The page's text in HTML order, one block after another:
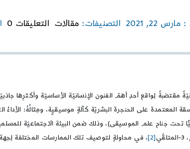
22, 2021 التصنيفات: مقالات التعليقات 0
مقتضبةً لِواقع أحدِ أهمّ الفنون الإنسانيّة الأساسيّة وأكثرِها
المعتمدة على الحنجرة البشريّة كآلةٍ موسيقيٍة، ومِثالُهُ: الأداءُ
تحت جناح علم الموسيقى)، وذلك ضمن البيئة الاجتماعيّة
[2] ، في محاولةٍ لتوصيف تلك الممارسات المختلفة لِجهة